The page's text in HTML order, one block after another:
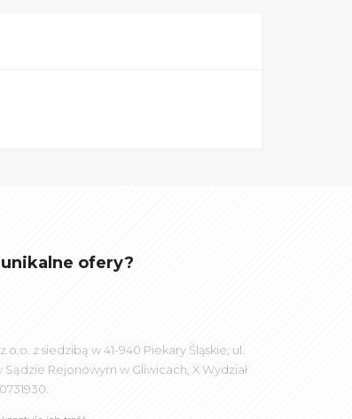
ofery?
z siedzibą w 41-940 Piekary Śląskie; ul.
Rejonowym w Gliwicach, X Wydział